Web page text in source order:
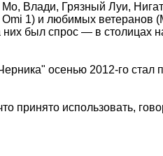
Влади, Грязный Луи,
1) и любимых ветеранов
был спрос — в столицах
осенью 2012-го стал
принято использовать,